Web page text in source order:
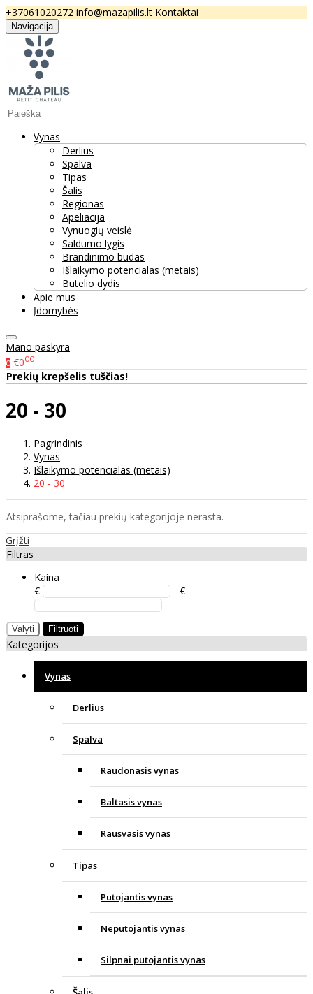
+37061020272 info@mazapilis.lt Kontaktai
Navigacija
Vynas
Derlius
Spalva
Tipas
Šalis
Regionas
Apeliacija
Vynuogių veislė
Saldumo lygis
Brandinimo būdas
Išlaikymo potencialas (metais)
Butelio dydis
Apie mus
Įdomybės
Mano paskyra
0 €000
Prekių krepšelis tuščias!
20 - 30
Pagrindinis
Vynas
Išlaikymo potencialas (metais)
20 - 30
Atsiprašome, tačiau prekių kategorijoje nerasta.
Grįžti
Filtras
Kaina
€
- €
Valyti Filtruoti
Kategorijos
Vynas
Derlius
Spalva
Raudonasis vynas
Baltasis vynas
Rausvasis vynas
Tipas
Putojantis vynas
Neputojantis vynas
Silpnai putojantis vynas